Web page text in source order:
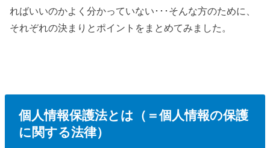
ればいいのかよく分かっていない･･･そんな方のために、
それぞれの決まりとポイントをまとめてみました。
個人情報保護法とは（＝個人情報の保護
に関する法律）